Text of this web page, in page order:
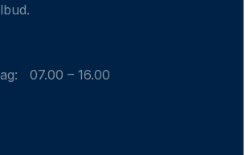
07.00 – 16.00